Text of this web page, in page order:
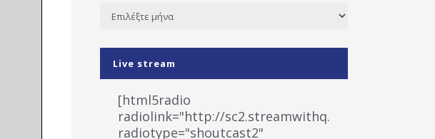
Ιστορικό
Live stream
[html5radio
radiolink="http://sc2.streamwithq.com:8028/
radiotype="shoutcast2"